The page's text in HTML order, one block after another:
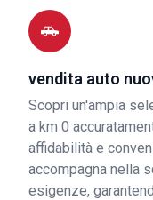
vendita auto
Scopri un'ampia
a km 0
affidabilità e
accompagna nella
esigenze,